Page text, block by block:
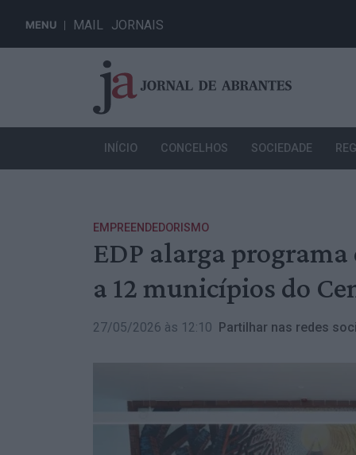
MENU MAIL JORNAIS
INÍCIO CONCELHOS SOCIEDADE
EMPREENDEDORISMO
EDP alarga
a 12 municípios do
27/05/2026 às 12:10 Partilhar nas redes